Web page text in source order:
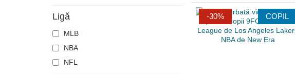
Ligă
MLB
NBA
NFL
-30% COPIL